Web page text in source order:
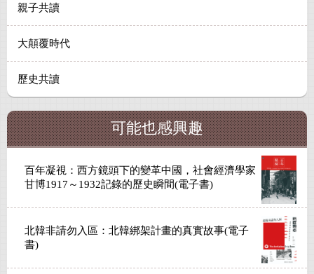
親子共讀
大顛覆時代
歷史共讀
可能也感興趣
百年凝視：西方鏡頭下的變革中國，社會經濟學家
甘博1917～1932記錄的歷史瞬間(電子書)
北韓非請勿入區：北韓綁架計畫的真實故事(電子
書)